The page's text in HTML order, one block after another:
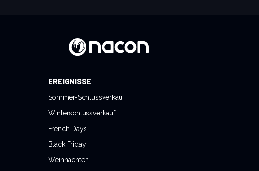
EREIGNISSE
Sommer-Schlussverkauf
Winterschlussverkauf
French Days
Black Friday
Weihnachten